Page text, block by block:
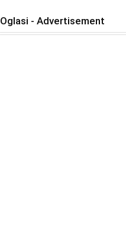
Oglasi - Advertisement